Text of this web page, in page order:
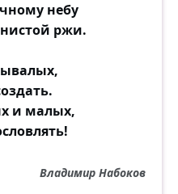
небу
ржи.
и малых,
Владимир Набоков